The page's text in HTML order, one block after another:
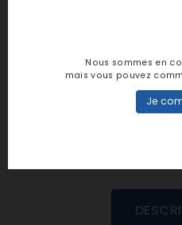
personne n'a encore posté
Nous sommes en
mais vous pouvez
Je